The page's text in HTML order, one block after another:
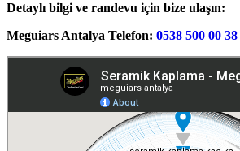
Detaylı bilgi ve randevu için bize ulaşın:
Meguiars Antalya Telefon: 0538 500 00 38